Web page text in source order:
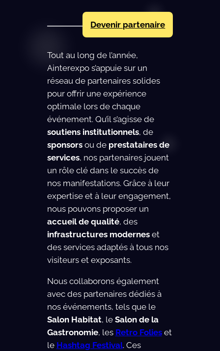
Devenir partenaire
Tout au long de l’année,
Ainterexpo s’appuie sur un
réseau de partenaires solides
pour offrir une expérience
optimale lors de chaque
événement. Qu’il s’agisse de
soutiens institutionnels, de
sponsors ou de prestataires de
services, nos partenaires jouent
un rôle clé dans le succès de
nos manifestations. Grâce à leur
expertise et à leur engagement,
nous pouvons proposer un
accueil de qualité, des
infrastructures moderneset
des services adaptés à tous nos
visiteurs et exposants.
Nous collaborons également
avec des partenaires dédiés à
nos événements, tels que le
Salon Habitat, le Salon de la
Gastronomie, les Retro Folieset
le Hashtag Festival. Ces